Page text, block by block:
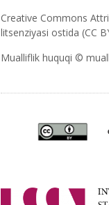
Creative Commons
litsenziyasi ostida (CC
Mualliflik huquqi ©